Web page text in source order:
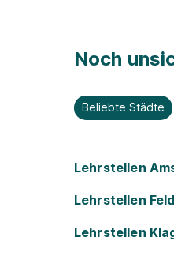
Noch
Beliebte Städte
Lehrstellen
Lehrstellen
Lehrstellen